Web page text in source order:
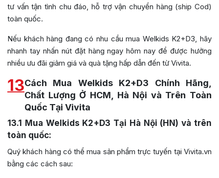
tư vấn tận tình chu đáo, hỗ trợ vận chuyển hàng (ship Cod)
toàn quốc.
Nếu khách hàng đang có nhu cầu mua Welkids K2+D3, hãy
nhanh tay nhấn nút đặt hàng ngay hôm nay để được hưởng
nhiều ưu đãi giảm giá và quà tặng hấp dẫn đến từ Vivita.
13Cách Mua Welkids K2+D3 Chính Hãng,
Chất Lượng Ở HCM, Hà Nội và Trên Toàn
Quốc Tại Vivita
13.1
Mua Welkids K2+D3 Tại Hà Nội (HN) và trên
toàn quốc:
Quý khách hàng có thể mua sản phẩm trực tuyến tại Vivita.vn
bằng các cách sau: